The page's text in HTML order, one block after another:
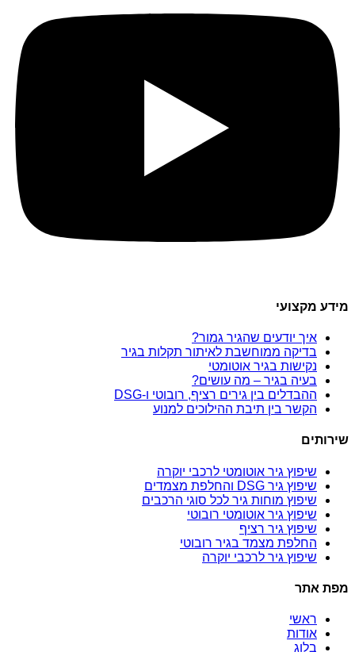
מידע מקצועי
איך יודעים שהגיר גמור?
בדיקה ממוחשבת לאיתור תקלות בגיר
נקישות בגיר אוטומטי
בעיה בגיר – מה עושים?
ההבדלים בין גירים רציף, רובוטי ו-DSG
הקשר בין תיבת ההילוכים למנוע
שירותים
שיפוץ גיר אוטומטי לרכבי יוקרה
שיפוץ גיר DSG והחלפת מצמדים
שיפוץ מוחות גיר לכל סוגי הרכבים
שיפוץ גיר אוטומטי רובוטי
שיפוץ גיר רציף
החלפת מצמד בגיר רובוטי
שיפוץ גיר לרכבי יוקרה
מפת אתר
ראשי
אודות
בלוג